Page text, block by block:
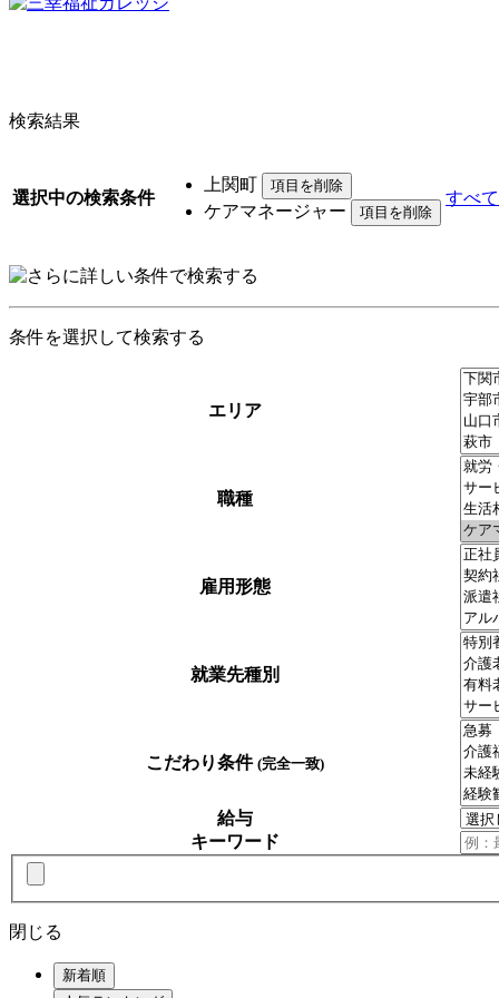
検索結果
選択中の検索条件
上関町
ケアマネージャー
すべ
条件を選択して検索する
エリア
職種
雇用形態
就業先種別
こだわり条件 (完全一致)
給与
キーワード
閉じる
新着順